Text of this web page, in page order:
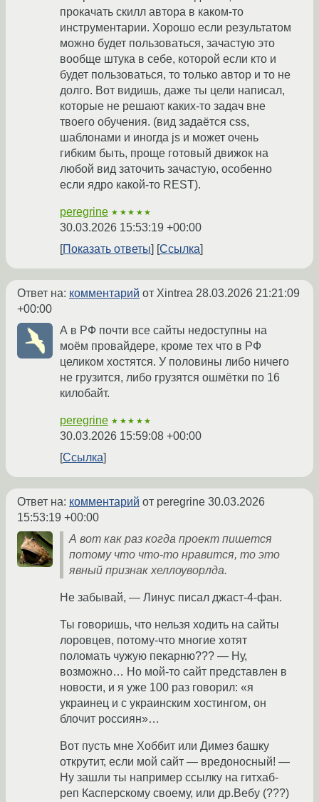
прокачать скилл автора в каком-то
инструментарии. Хорошо если результатом
можно будет пользоваться, зачастую это
вообще штука в себе, которой если кто и
будет пользоваться, то только автор и то не
долго. Вот видишь, даже ты цели написал,
которые не решают каких-то задач вне
твоего обучения. (вид задаётся css,
шаблонами и иногда js и может очень
гибким быть, проще готовый движок на
любой вид заточить зачастую, особенно
если ядро какой-то REST).
peregrine ★★★★★
30.03.2026 15:53:19 +00:00
Показать ответы
Ссылка
Ответ на: комментарий от Xintrea 28.03.2026 21:21:09
+00:00
А в РФ почти все сайты недоступны на
моём провайдере, кроме тех что в РФ
целиком хостятся. У половины либо ничего
не грузится, либо грузятся ошмётки по 16
килобайт.
peregrine ★★★★★
30.03.2026 15:59:08 +00:00
Ссылка
Ответ на: комментарий от peregrine 30.03.2026
15:53:19 +00:00
А вот как раз когда проект пишется
потому что что-то нравится, то это
явный признак хеллоуворлда.
Не забывай, — Линус писал джаст-4-фан.
Ты говоришь, что нельзя ходить на сайты
лоровцев, потому-что многие хотят
поломать чужую пекарню??? — Ну,
возможно… Но мой-то сайт представлен в
новости, и я уже 100 раз говорил: «я
украинец и с украинским хостингом, он
блочит россиян»…
Вот пусть мне Хоббит или Димез башку
открутит, если мой сайт — вредоносный! —
Ну зашли ты например ссылку на гитхаб-
реп Касперскому своему, или др.Вебу (???)